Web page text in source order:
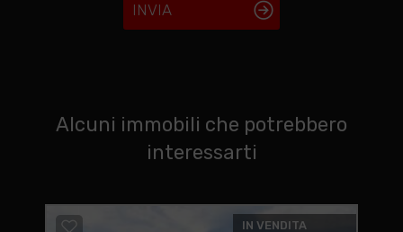
INVIA
Alcuni immobili che potrebbero
interessarti
IN VENDITA